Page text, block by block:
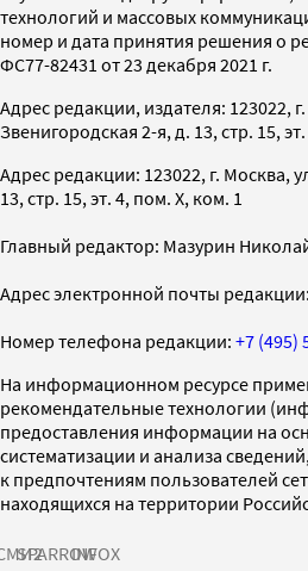
технологий и массовых
номер и дата принятия решения о
ФС77-82431 от 23 декабря 2021 г.
Адрес редакции, издателя: 123022,
Звенигородская 2-я, д. 13, стр. 15,
Адрес редакции: 123022, г. Москва,
13, стр. 15, эт. 4, пом. X, ком. 1
Главный редактор: Мазурин
Адрес электронной почты редакции:
Номер телефона редакции: +7 (495)
На информационном ресурсе
рекомендательные технологии
предоставления информации на
систематизации и анализа
к предпочтениям пользователей
находящихся на территории
SPARROWINFOX